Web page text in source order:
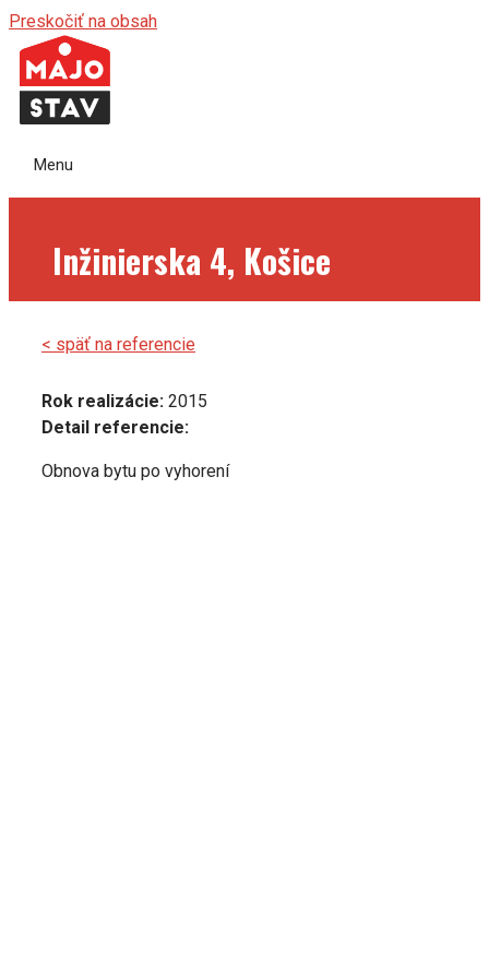
Preskočiť na obsah
Menu
Inžinierska 4, Košice
< späť na referencie
Rok realizácie: 2015
Detail referencie:
Obnova bytu po vyhorení